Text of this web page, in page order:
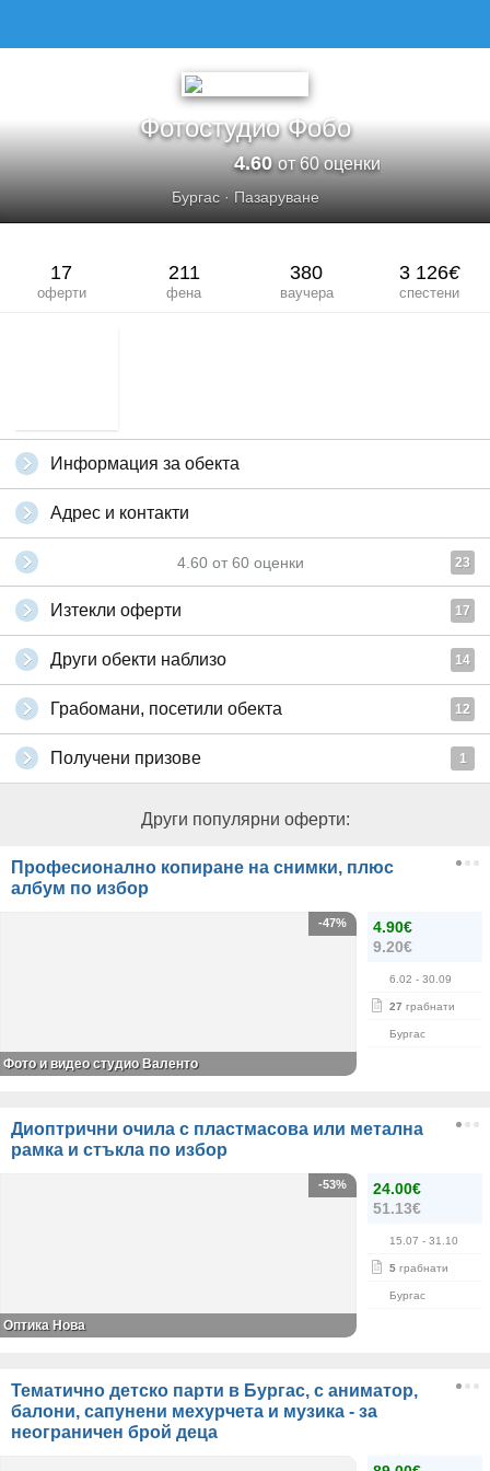
Фотостудио Фобо
4.60от 60 оценки
Бургас· Пазаруване
17
оферти
211
фена
380
ваучера
3 126€
спестени
Информация за обекта
Адрес и контакти
4.60 от 60 оценки 23
Изтекли оферти 17
Други обекти наблизо 14
Грабомани, посетили обекта 12
Получени призове 1
Други популярни оферти:
Професионално копиране на снимки, плюс
албум по избор
4.90€
9.20€
6.02 - 30.09
27 грабнати
Бургас
-47%
Фото и видео студио Валентo
Диоптрични очила с пластмасова или метална
рамка и стъкла по избор
24.00€
51.13€
15.07 - 31.10
5 грабнати
Бургас
-53%
Оптика Нова
Тематично детско парти в Бургас, с аниматор,
балони, сапунени мехурчета и музика - за
неограничен брой деца